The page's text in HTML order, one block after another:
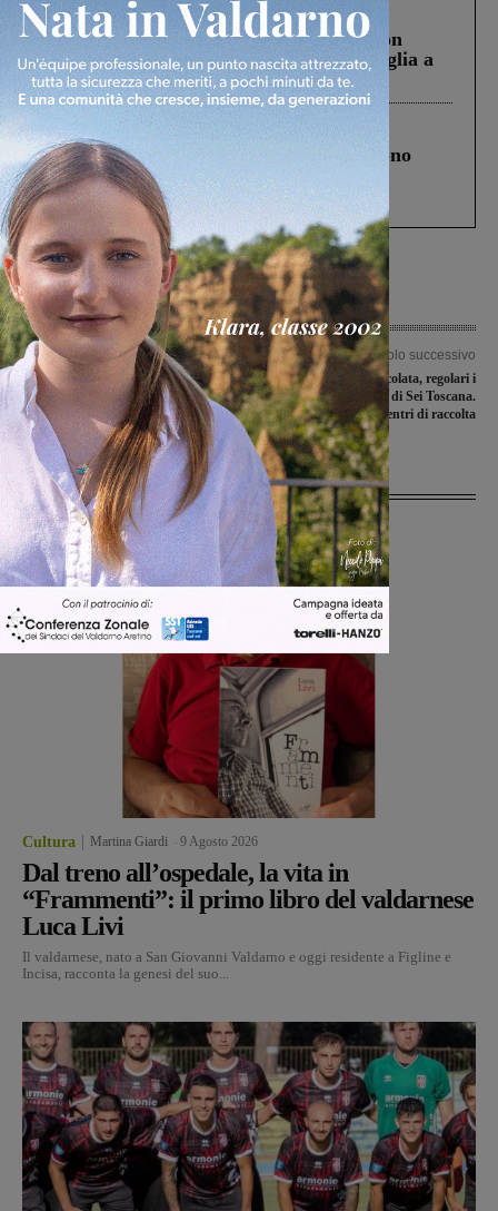
Cronaca 3 Agosto 2026
Scomparso da una struttura di Castiglion
Fiorentino l’uomo che aveva ucciso la figlia a
Levane nel 2020
Cronaca 4 Agosto 2026
Un anno fa la strage in A1 in cui morirono
Gianni, Giulia e Franco. Lo schianto, il
processo, lo stop ai sorpassi fra tir....
Articolo precedente
Giovanisì in Comune, aperte le
candidature per un tirocinio per
neolaureati
Articolo successivo
Festa dell’Immacolata, regolari i
servizi porta a porta di Sei Toscana.
Chiusi invece i centri di raccolta
Ultime Notizie
Cultura Martina Giardi 9 Agosto 2026
Dal treno all’ospedale, la vita in
“Frammenti”: il primo libro del valdarnese
Luca Livi
Il valdarnese, nato a San Giovanni Valdarno e oggi residente a Figline e
Incisa, racconta la genesi del suo...